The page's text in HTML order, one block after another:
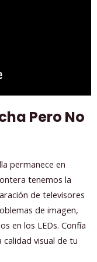
Pero No
permanece en
tenemos la
de televisores
de imagen,
en los LEDs. Confía
visual de tu